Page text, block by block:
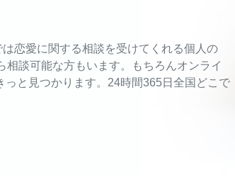
恋愛に関する相談を受けてくれる個人の
談可能な方もいます。もちろんオンライ
と見つかります。24時間365日全国どこで